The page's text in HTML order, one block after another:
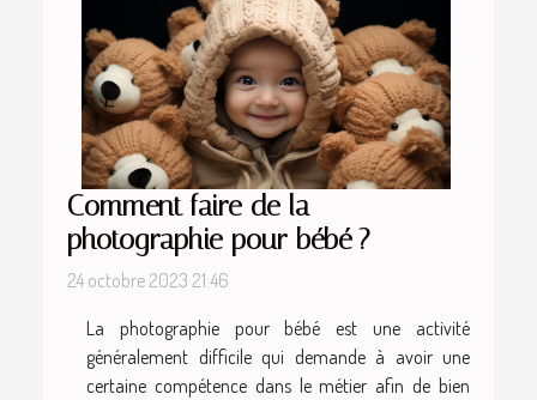
Comment faire de la
photographie pour bébé ?
24 octobre 2023 21:46
La photographie pour bébé est une activité
généralement difficile qui demande à avoir une
certaine compétence dans le métier afin de bien